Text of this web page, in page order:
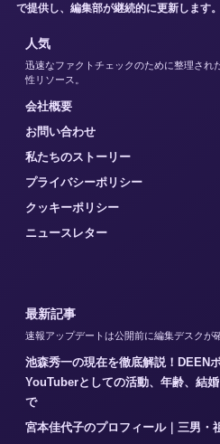
で提供し、編集部が継続的に更新します。
人気
迅速なファクトチェックのために整理され
性リソース。
会社概要
お問い合わせ
私たちのストーリー
プライバシーポリシー
クッキーポリシー
ニュースレター
最新記事
速報アップデートは公開前に編集デスクが
池森秀一の現在を徹底解説！DEEN
YouTuberとしての活動、年齢、結
で
宮本佳代子のプロフィール｜三男・